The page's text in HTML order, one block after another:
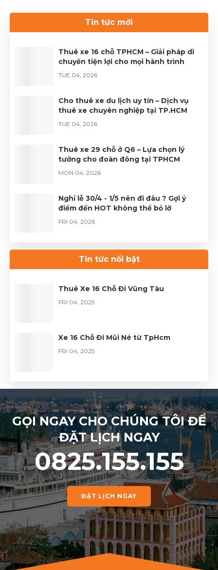
dịch vụ thuê xe uy tín, hãy liên hệ với Thuê xe Phong
Cảnh để được phục vụ tốt nhất.Liên hệ 0899 78
Tin tức mới
Thuê xe 16 chỗ TPHCM – Giải pháp di
chuyển tiện lợi cho mọi hành trình
TUE 04, 2026
Cho thuê xe du lịch uy tín – Dịch vụ
thuê xe chuyên nghiệp tại TP.HCM
TUE 04, 2026
Thuê xe 29 chỗ ở Q6 – Lựa chọn lý
tưởng cho đoàn đông tại TPHCM
MON 04, 2026
Nghỉ lễ 30/4 - 1/5 nên đi đâu ? Gợi ý
điểm đến HOT không thể bỏ lỡ
FRI 04, 2026
– Hành trình đầy trọn vẹn
FRI 04, 2026
Tin tức nổi bật
Thuê Xe 16 Chỗ Đi Vũng Tàu
FRI 04, 2025
Xe 16 Chỗ Đi Mũi Né từ TpHcm
FRI 04, 2025
GỌI NGAY CHO CHÚNG TÔI ĐỂ
ĐẶT LỊCH NGAY
0825.155.155
ĐẶT LỊCH NGAY